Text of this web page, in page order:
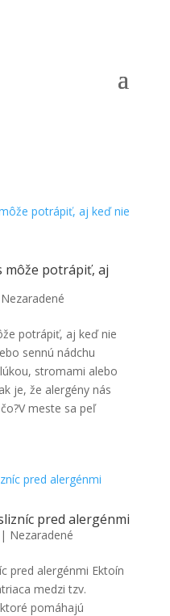
môže potrápiť, aj
Nezaradené
potrápiť, aj keď nie
sennú nádchu
stromami alebo
je, že alergény nás
meste sa peľ
pred alergénmi
| Nezaradené
pred alergénmi Ektoín
medzi tzv.
pomáhajú